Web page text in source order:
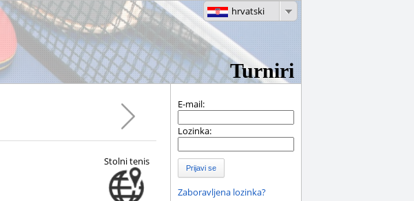
Turniri
hrvatski
Stolni tenis
E-mail:
Lozinka:
Prijavi se
Zaboravljena lozinka?